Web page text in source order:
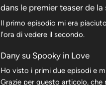
dans le premier teaser de la
Il primo episodio mi era
l'ora di vedere il secondo.
Dany su Spooky in Love
Ho visto i primi due episodi e
Grazie per questo articolo, che